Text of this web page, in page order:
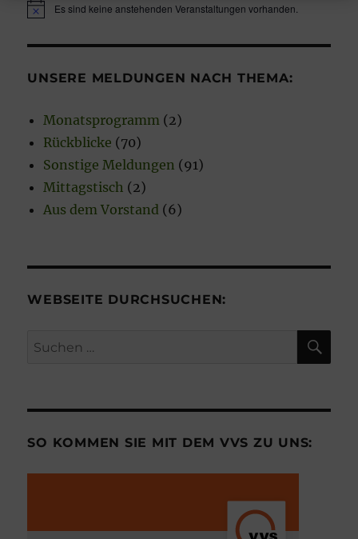
H
w
i
Es sind keine anstehenden Veranstaltungen vorhanden.
UNSERE MELDUNGEN NACH THEMA:
Monatsprogramm (2)
Rückblicke (70)
Sonstige Meldungen (91)
Mittagstisch (2)
Aus dem Vorstand (6)
WEBSEITE DURCHSUCHEN:
Suchen
SO KOMMEN SIE MIT DEM VVS ZU UNS: